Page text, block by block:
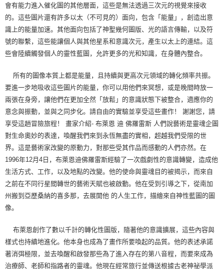
會有能力進入催化圖的其他層面，這些是無法透過三次元的視覺來接收
的。這些圖片還有許多以太（不可見的）面向，包含「能量」，創造出意
識上的能量加速。其他面向包括了神聖幾何圖版、光的語言傳輸，以及符
號的聯繫，這些能讓個人與其他星系和意識次元，產生以太上的連結。這
些會陸續觸發個人的靈性藍圖，允許更多的光和知識，在身體內整合。
所有的圖像本質上都是能量，且持續與更高次元領域的轉化頻率共振。
要進一步地吸收這些圖片的能量，你可以用他們來冥想，或是晚間時放一
兩張在身旁，讓他們在更加全然「放鬆」的意識狀態下被整合，適應你的
意念與振動，並與之同步化。請自由的實驗並享受這些畫作！ 謝謝您，請
享受這趟冒險旅程！ 畫家介紹- 布萊恩 迪 佛羅雷斯 人們說藝術是靈魂企圖
對生命奧妙的表達，喚醒我們來到永恆無盡的實相，超越我們受限的世
界。這是藝術家改變的原動力，對那些受其作品而感動的人們亦然。在
1996年12月4日，布萊恩迪佛羅雷斯經驗了一次戲劇性的意識轉變，造成他
生活方式、工作，以及地點的改變。他的使命與靈魂目的被揭示，而來自
之前在不同行星間轉世的藝術天賦也被啟動。他在受到引導之下，從南加
州搬到亞歷桑納的喜多那，去展開他 的人生工作，描繪來自神性藍圖的圖
像。
布萊恩創作了數以千計的轉化性圖版，隨著他的意識擴展，這些內容與
樣式也持續地進化。他本身也成為了畫作所要喚起的品質。他的表述承諾
著消弭極限，並去喚醒和啟發那些為了進入存在的第八音程，而要來成為
治療師、老師和指路者的靈魂。他現在經常旅行並傳送根據古老神祕學派